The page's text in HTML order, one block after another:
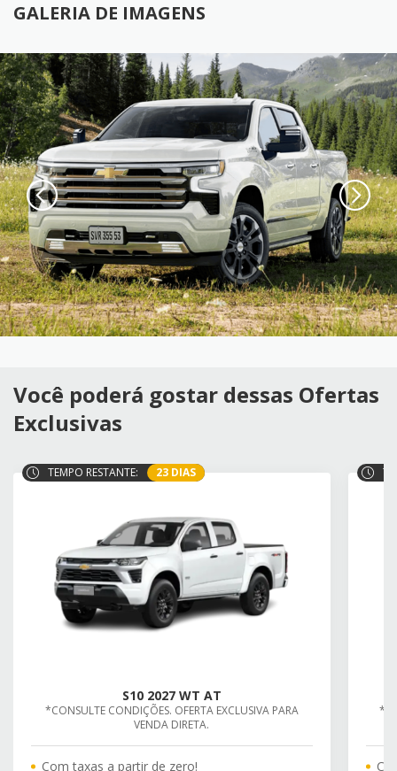
GALERIA DE IMAGENS
Você poderá gostar dessas Ofertas
Exclusivas
TEMPO RESTANTE: 23 DIAS
S10 2027 WT AT
*CONSULTE CONDIÇÕES. OFERTA EXCLUSIVA PARA
VENDA DIRETA.
Com taxas a partir de zero!